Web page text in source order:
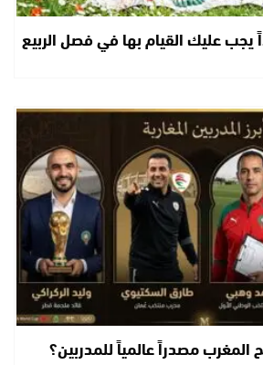
يجب عليك القيام بها في فصل الربيع
مصدراً عالمياً للمدربين؟